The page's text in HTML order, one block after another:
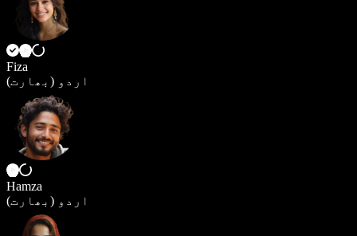
Fiza
اردو (بھارت)
Hamza
اردو (بھارت)